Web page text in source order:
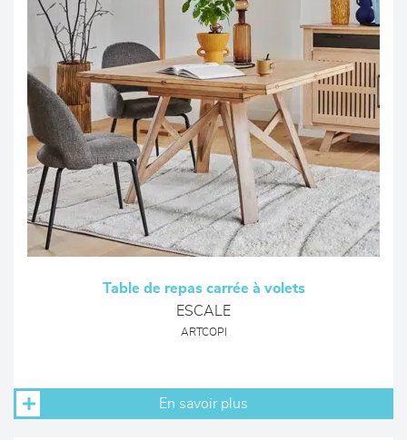
Table de repas carrée à volets
ESCALE
ARTCOPI
En savoir plus